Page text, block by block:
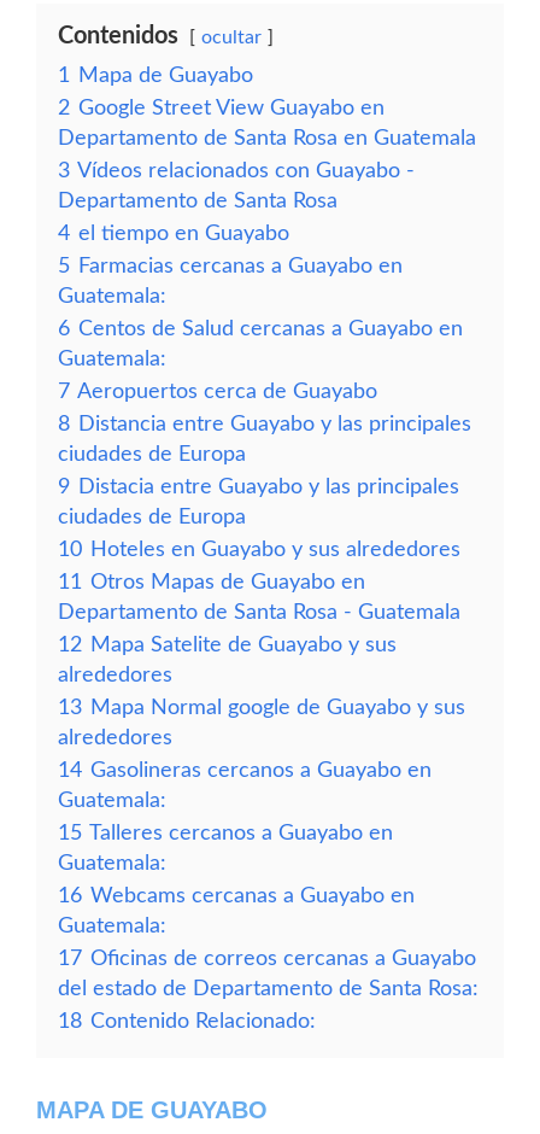
Contenidos ocultar
1
Mapa de Guayabo
2 Google Street View Guayabo en
Departamento de Santa Rosa en Guatemala
3 Vídeos relacionados con Guayabo -
Departamento de Santa Rosa
4 el tiempo en Guayabo
5 Farmacias cercanas a Guayabo en
Guatemala:
6 Centos de Salud cercanas a Guayabo en
Guatemala:
7 Aeropuertos cerca de Guayabo
8 Distancia entre Guayabo y las principales
ciudades de Europa
9 Distacia entre Guayabo y las principales
ciudades de Europa
10 Hoteles en Guayabo y sus alrededores
11 Otros Mapas de Guayabo en
Departamento de Santa Rosa - Guatemala
12 Mapa Satelite de Guayabo y sus
alrededores
13 Mapa Normal google de Guayabo y sus
alrededores
14 Gasolineras cercanos a Guayabo en
Guatemala:
15 Talleres cercanos a Guayabo en
Guatemala:
16 Webcams cercanas a Guayabo en
Guatemala:
17 Oficinas de correos cercanas a Guayabo
del estado de Departamento de Santa Rosa:
18 Contenido Relacionado:
MAPA DE GUAYABO